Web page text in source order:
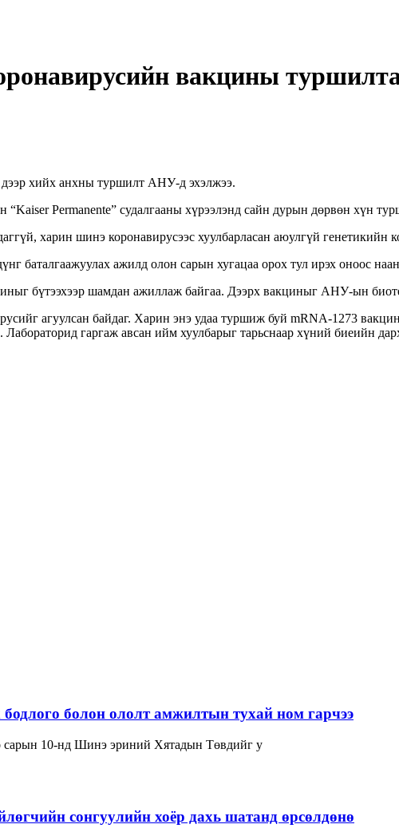
вакцины
хийх анхны туршилт АНУ-д эхэлжээ.
Permanente” судалгааны хүрээлэнд сайн дурын дөрвөн хүн
харин шинэ коронавирусээс хуулбарласан аюулгүй генетикийн
баталгаажуулах ажилд олон сарын хугацаа орох тул ирэх оноос
бүтээхээр шамдан ажиллаж байгаа. Дээрх вакциныг АНУ-ын
агуулсан байдаг. Харин энэ удаа туршиж буй mRNA-1273
Лабораторид гаргаж авсан ийм хуулбарыг тарьснаар хүний биеийн
болон ололт амжилтын тухай ном гарчээ
сарын 10-нд Шинэ эриний Хятадын Төвдийг у
сонгуулийн хоёр дахь шатанд өрсөлдөнө